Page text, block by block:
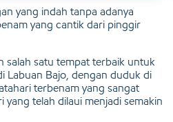
yang indah tanpa adanya
yang cantik dari pinggir
salah satu tempat terbaik untuk
Labuan Bajo, dengan duduk di
terbenam yang sangat
yang telah dilaui menjadi semakin